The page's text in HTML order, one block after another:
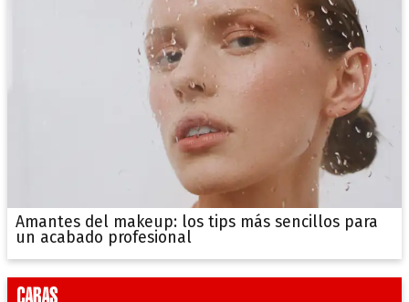
Amantes del makeup: los tips más sencillos para
un acabado profesional